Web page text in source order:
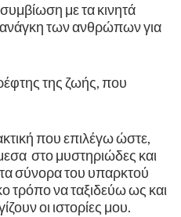
με τα κινητά
ανάγκη των ανθρώπων για
της ζωής, που
που επιλέγω ώστε,
στο μυστηριώδες και
σύνορα του υπαρκτού
τρόπο να ταξιδεύω ως και
οι ιστορίες μου.